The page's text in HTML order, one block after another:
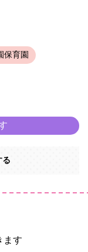
保育園
る
ます